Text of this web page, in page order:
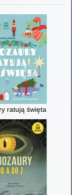
ratują święta